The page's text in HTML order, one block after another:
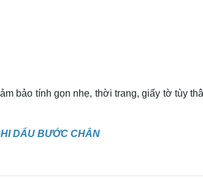
bảo tính gọn nhẹ, thời trang, giấy tờ tùy
DẤU BƯỚC CHÂN